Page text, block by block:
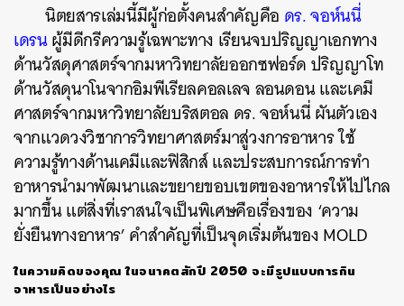
นิตยสารเล่มนี้มีผู้ก่อตั้งคนสำคัญคือ ดร. จอห์นนี่
เดรนผู้มีดีกรีความรู้เฉพาะทาง เรียนจบปริญญาเอกทาง
ด้านวัสดุศาสตร์จากมหาวิทยาลัยออกซฟอร์ด ปริญญาโท
ด้านวัสดุนาโนจากอิมพีเรียลคอลเลจ ลอนดอน และเคมี
ศาสตร์จากมหาวิทยาลัยบริสตอล ดร. จอห์นนี่ ผันตัวเอง
จากแวดวงวิชาการวิทยาศาสตร์มาสู่วงการอาหาร ใช้
ความรู้ทางด้านเคมีและฟิสิกส์ และประสบการณ์การทำ
อาหารนำมาพัฒนาและขยายขอบเขตของอาหารให้ไปไกล
มากขึ้น แต่สิ่งที่เราสนใจเป็นพิเศษคือเรื่องของ ‘ความ
ยั่งยืนทางอาหาร’ คำสำคัญที่เป็นจุดเริ่มต้นของ MOLD
ในความคิดของคุณ ในอนาคตสักปี 2050 จะมีรูปแบบการกิน
อาหารเป็นอย่างไร